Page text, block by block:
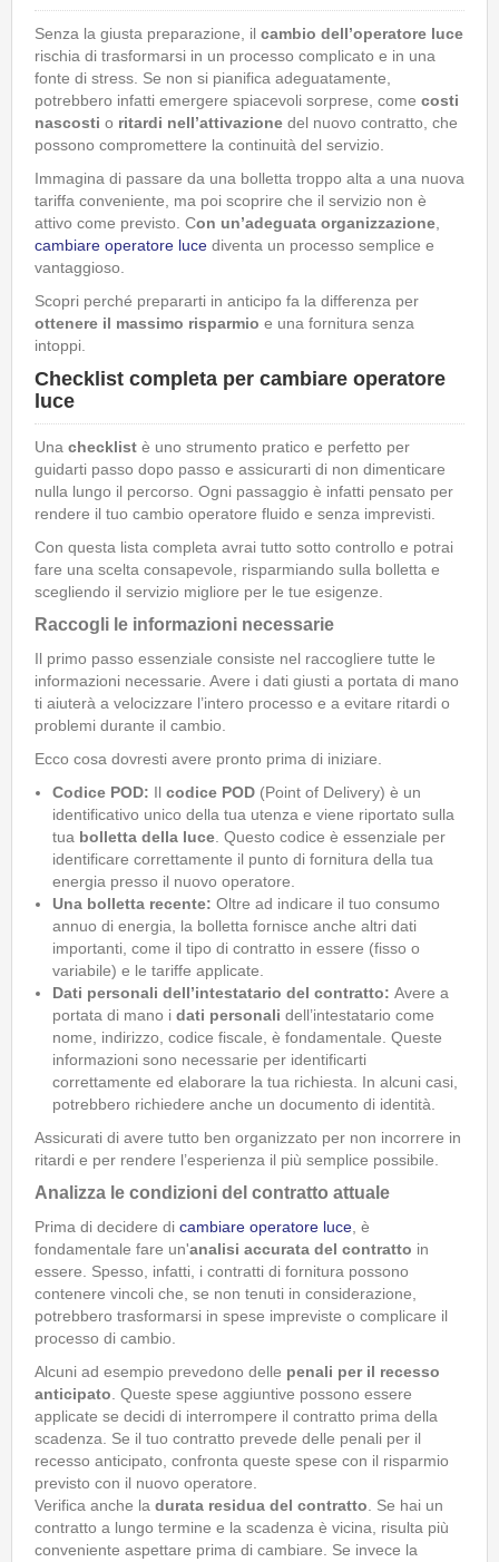
Senza la giusta preparazione, il cambio dell’operatore luce
rischia di trasformarsi in un processo complicato e in una
fonte di stress. Se non si pianifica adeguatamente,
potrebbero infatti emergere spiacevoli sorprese, come costi
nascosti o ritardi nell’attivazione del nuovo contratto, che
possono compromettere la continuità del servizio.
Immagina di passare da una bolletta troppo alta a una nuova
tariffa conveniente, ma poi scoprire che il servizio non è
attivo come previsto. Con un’adeguata organizzazione
cambiare operatore luce diventa un processo semplice e
vantaggioso.
Scopri perché prepararti in anticipo fa la differenza per
ottenere il massimo risparmio e una fornitura senza
intoppi.
Checklist completa per cambiare operatore
luce
Una checklist è uno strumento pratico e perfetto per
guidarti passo dopo passo e assicurarti di non dimenticare
nulla lungo il percorso. Ogni passaggio è infatti pensato per
rendere il tuo cambio operatore fluido e senza imprevisti.
Con questa lista completa avrai tutto sotto controllo e potrai
fare una scelta consapevole, risparmiando sulla bolletta e
scegliendo il servizio migliore per le tue esigenze.
Raccogli le informazioni necessarie
Il primo passo essenziale consiste nel raccogliere tutte le
informazioni necessarie. Avere i dati giusti a portata di mano
ti aiuterà a velocizzare l’intero processo e a evitare ritardi o
problemi durante il cambio.
Ecco cosa dovresti avere pronto prima di iniziare.
Codice POD: Il codice POD (Point of Delivery) è un
identificativo unico della tua utenza e viene riportato sulla
tua bolletta della luce . Questo codice è essenziale per
identificare correttamente il punto di fornitura della tua
energia presso il nuovo operatore.
Una bolletta recente: Oltre ad indicare il tuo consumo
annuo di energia, la bolletta fornisce anche altri dati
importanti, come il tipo di contratto in essere (fisso o
variabile) e le tariffe applicate.
Dati personali dell’intestatario del contratto: Avere a
portata di mano i dati personali dell’intestatario come
nome, indirizzo, codice fiscale, è fondamentale. Queste
informazioni sono necessarie per identificarti
correttamente ed elaborare la tua richiesta. In alcuni casi,
potrebbero richiedere anche un documento di identità.
Assicurati di avere tutto ben organizzato per non incorrere in
ritardi e per rendere l’esperienza il più semplice possibile.
Analizza le condizioni del contratto attuale
Prima di decidere di cambiare operatore luce , è
fondamentale fare un'analisi accurata del contratto in
essere. Spesso, infatti, i contratti di fornitura possono
contenere vincoli che, se non tenuti in considerazione,
potrebbero trasformarsi in spese impreviste o complicare il
processo di cambio.
Alcuni ad esempio prevedono delle penali per il recesso
anticipato . Queste spese aggiuntive possono essere
applicate se decidi di interrompere il contratto prima della
scadenza. Se il tuo contratto prevede delle penali per il
recesso anticipato, confronta queste spese con il risparmio
previsto con il nuovo operatore.
Verifica anche la durata residua del contratto . Se hai un
contratto a lungo termine e la scadenza è vicina, risulta più
conveniente aspettare prima di cambiare. Se invece la